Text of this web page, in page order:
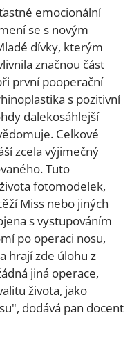
emocionální
se s novým
dívky, kterým
značnou část
první pooperační
s pozitivní
dalekosáhlejší
Celkové
zcela výjimečný
Tuto
fotomodelek,
Miss nebo jiných
s vystupováním
po operaci nosu,
hrají zde úlohu z
jiná operace,
života, jako
dodává pan docent